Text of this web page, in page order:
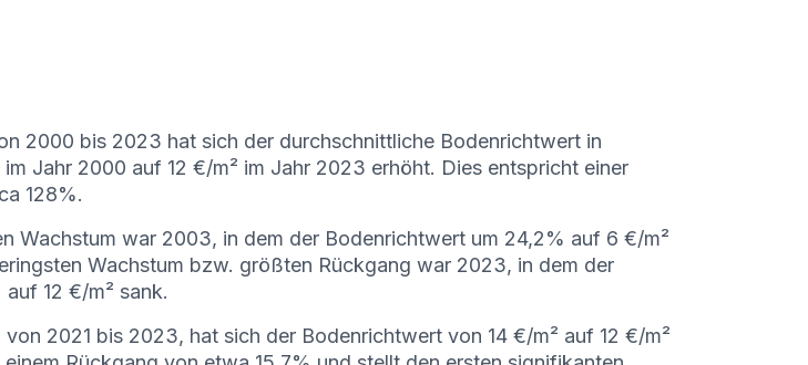
2000 bis 2023 hat sich der durchschnittliche Bodenrichtwert in
Jahr 2000 auf 12 €/m² im Jahr 2023 erhöht. Dies entspricht einer
128%.
Wachstum war 2003, in dem der Bodenrichtwert um 24,2% auf 6 €/m²
Wachstum bzw. größten Rückgang war 2023, in dem der
12 €/m² sank.
2021 bis 2023, hat sich der Bodenrichtwert von 14 €/m² auf 12 €/m²